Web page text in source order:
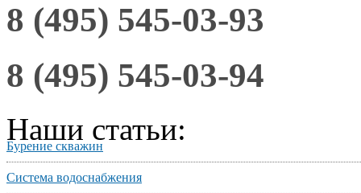
8 (495) 545-03-93
8 (495) 545-03-94
Наши статьи:
Бурение скважин
Система водоснабжения